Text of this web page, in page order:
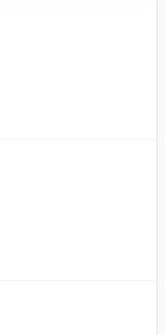
রাশেদ খান